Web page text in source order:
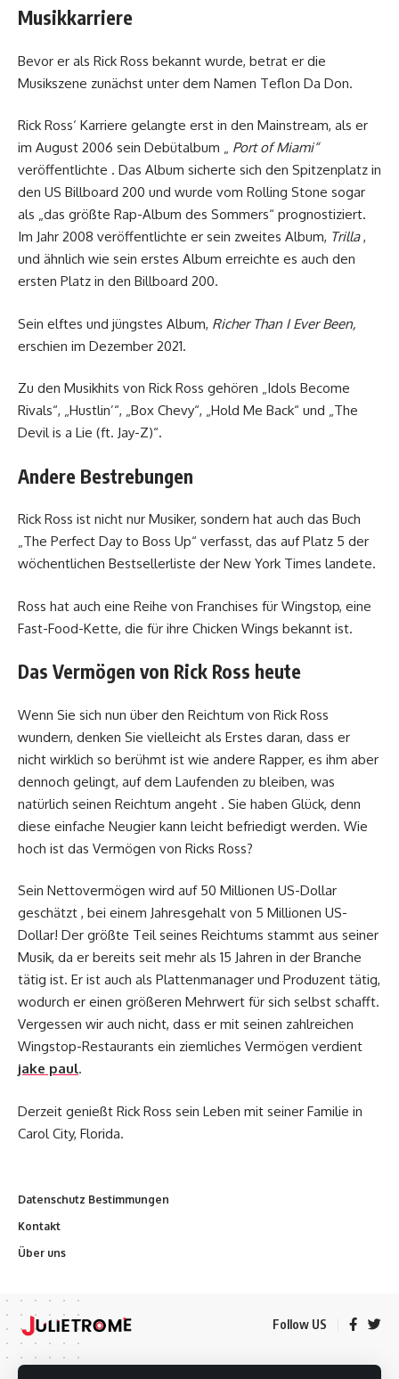
Musikkarriere
Bevor er als Rick Ross bekannt wurde, betrat er die
Musikszene zunächst unter dem Namen Teflon Da Don.
Rick Ross‘ Karriere gelangte erst in den Mainstream, als er
im August 2006 sein Debütalbum „ Port of Miami“
veröffentlichte . Das Album sicherte sich den Spitzenplatz in
den US Billboard 200 und wurde vom Rolling Stone sogar
als „das größte Rap-Album des Sommers“ prognostiziert.
Im Jahr 2008 veröffentlichte er sein zweites Album, Trilla,
und ähnlich wie sein erstes Album erreichte es auch den
ersten Platz in den Billboard 200.
Sein elftes und jüngstes Album, Richer Than I Ever Been,
erschien im Dezember 2021.
Zu den Musikhits von Rick Ross gehören „Idols Become
Rivals“, „Hustlin’“, „Box Chevy“, „Hold Me Back“ und „The
Devil is a Lie (ft. Jay-Z)“.
Andere Bestrebungen
Rick Ross ist nicht nur Musiker, sondern hat auch das Buch
„The Perfect Day to Boss Up“ verfasst, das auf Platz 5 der
wöchentlichen Bestsellerliste der New York Times landete.
Ross hat auch eine Reihe von Franchises für Wingstop, eine
Fast-Food-Kette, die für ihre Chicken Wings bekannt ist.
Das Vermögen von Rick Ross heute
Wenn Sie sich nun über den Reichtum von Rick Ross
wundern, denken Sie vielleicht als Erstes daran, dass er
nicht wirklich so berühmt ist wie andere Rapper, es ihm aber
dennoch gelingt, auf dem Laufenden zu bleiben, was
natürlich seinen Reichtum angeht . Sie haben Glück, denn
diese einfache Neugier kann leicht befriedigt werden. Wie
hoch ist das Vermögen von Ricks Ross?
Sein Nettovermögen wird auf 50 Millionen US-Dollar
geschätzt , bei einem Jahresgehalt von 5 Millionen US-
Dollar! Der größte Teil seines Reichtums stammt aus seiner
Musik, da er bereits seit mehr als 15 Jahren in der Branche
tätig ist. Er ist auch als Plattenmanager und Produzent tätig,
wodurch er einen größeren Mehrwert für sich selbst schafft.
Vergessen wir auch nicht, dass er mit seinen zahlreichen
Wingstop-Restaurants ein ziemliches Vermögen verdient
jake paul.
Derzeit genießt Rick Ross sein Leben mit seiner Familie in
Carol City, Florida.
Datenschutz Bestimmungen
Kontakt
Über uns
Follow US